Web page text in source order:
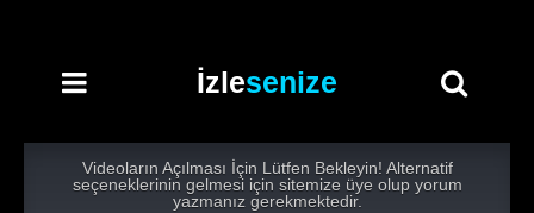
İzlesenize
Videoların Açılması İçin Lütfen Bekleyin! Alternatif
seçeneklerinin gelmesi için sitemize üye olup yorum
yazmanız gerekmektedir.